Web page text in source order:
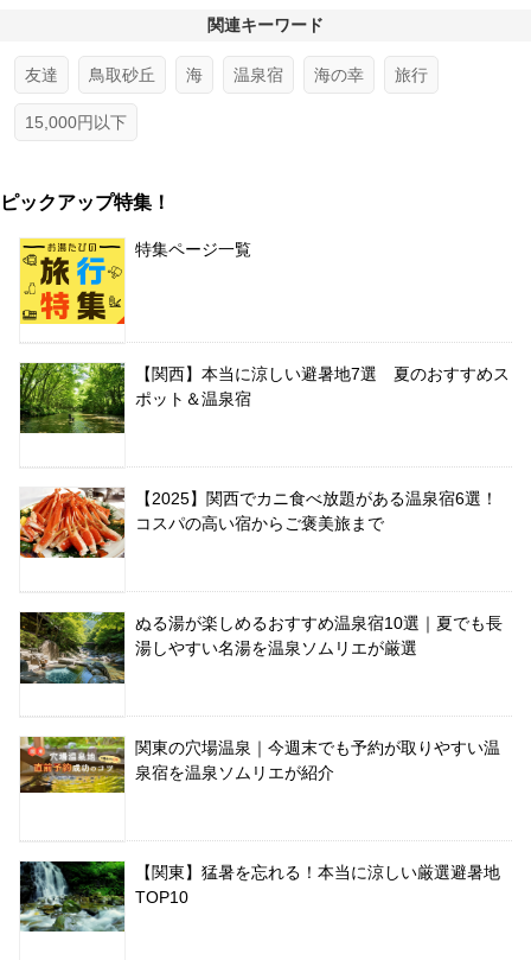
関連キーワード
友達 鳥取砂丘 海 温泉宿 海の幸 旅行
15,000円以下
ピックアップ特集！
特集ページ一覧
【関西】本当に涼しい避暑地7選 夏のおすすめス
ポット＆温泉宿
【2025】関西でカニ食べ放題がある温泉宿6選！
コスパの高い宿からご褒美旅まで
ぬる湯が楽しめるおすすめ温泉宿10選｜夏でも長
湯しやすい名湯を温泉ソムリエが厳選
関東の穴場温泉｜今週末でも予約が取りやすい温
泉宿を温泉ソムリエが紹介
【関東】猛暑を忘れる！本当に涼しい厳選避暑地
TOP10